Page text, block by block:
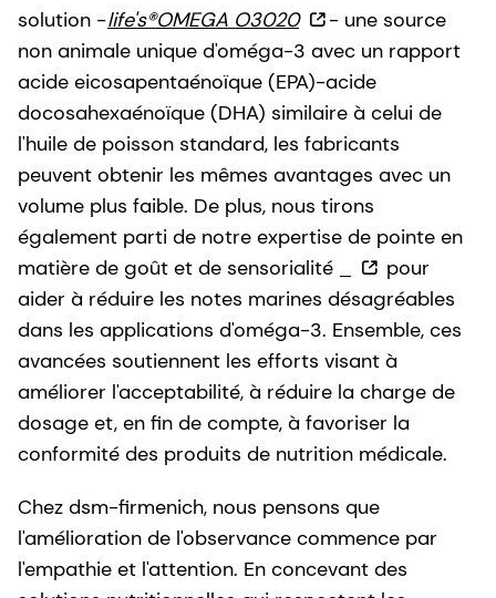
solution -life's®OMEGA O3020
- une source
non animale unique d'oméga-3 avec un rapport
acide eicosapentaénoïque (EPA)-acide
docosahexaénoïque (DHA) similaire à celui de
l'huile de poisson standard, les fabricants
peuvent obtenir les mêmes avantages avec un
volume plus faible. De plus, nous tirons
également parti de notre expertise de pointe en
matière de goût et de sensorialité
pour
aider à réduire les notes marines désagréables
dans les applications d'oméga-3. Ensemble, ces
avancées soutiennent les efforts visant à
améliorer l'acceptabilité, à réduire la charge de
dosage et, en fin de compte, à favoriser la
conformité des produits de nutrition médicale.
Chez dsm-firmenich, nous pensons que
l'amélioration de l'observance commence par
l'empathie et l'attention. En concevant des